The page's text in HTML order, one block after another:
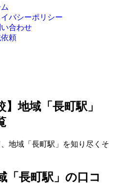
バシーポリシー
合わせ
頼
】地域「長町駅」
地域「長町駅」を知り尽くそ
「長町駅」の口コ